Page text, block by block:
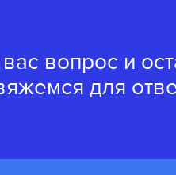
вопрос и
для